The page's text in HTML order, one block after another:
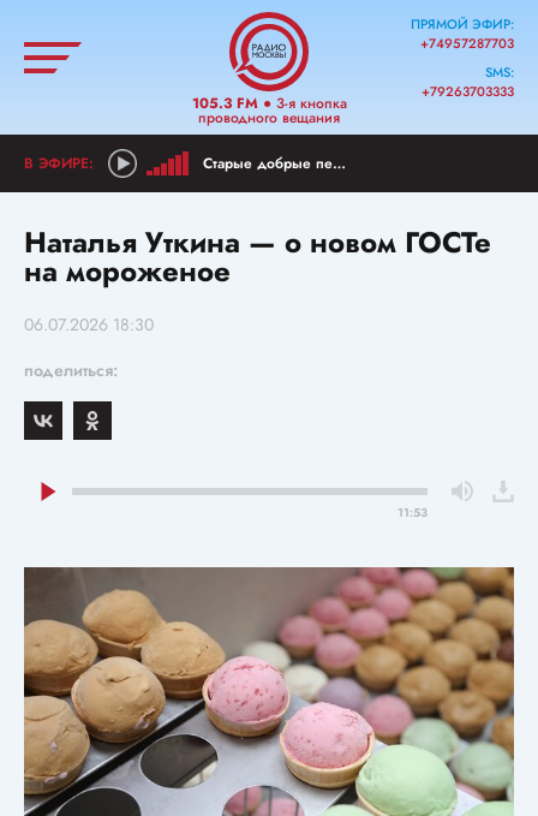
105.3 FM● 3-я кнопка
проводного вещания
ПРЯМОЙ ЭФИР:
+74957287703
SMS:
+79263703333
Старые добрые песни
Наталья Уткина — о новом ГОСТе
на мороженое
06.07.2026 18:30
поделиться:
11:53